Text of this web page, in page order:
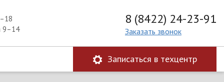
9–14
8 (8422) 24-23-91
Заказать звонок
Записаться в техцентр